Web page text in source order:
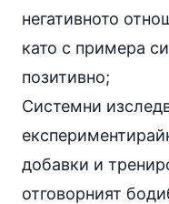
негативното
като с примера
позитивно;
Системни
добавки и
отговорният